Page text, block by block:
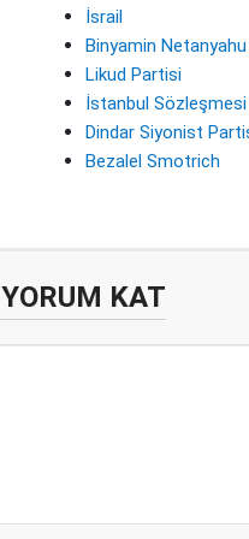
İsrail
Binyamin Netanyahu
Likud Partisi
İstanbul Sözleşmesi
Dindar Siyonist
Bezalel Smotrich
YORUM KAT